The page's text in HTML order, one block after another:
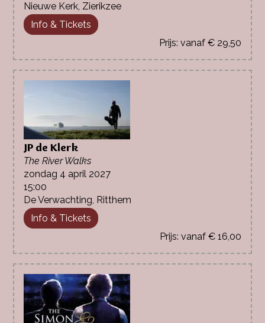
Nieuwe Kerk, Zierikzee
Info & Tickets
vanaf € 29,50
JP de Klerk
The River Walks
zondag 4 april 2027
15:00
De Verwachting, Ritthem
Info & Tickets
vanaf € 16,00